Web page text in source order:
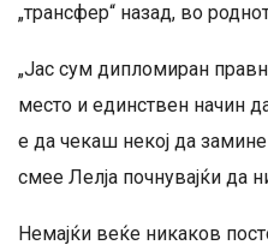
„трансфер“ назад, во
„Јас сум дипломиран
место и единствен начин
е да чекаш некој да
смее Лелја почнувајќи да
Немајќи веќе никаков